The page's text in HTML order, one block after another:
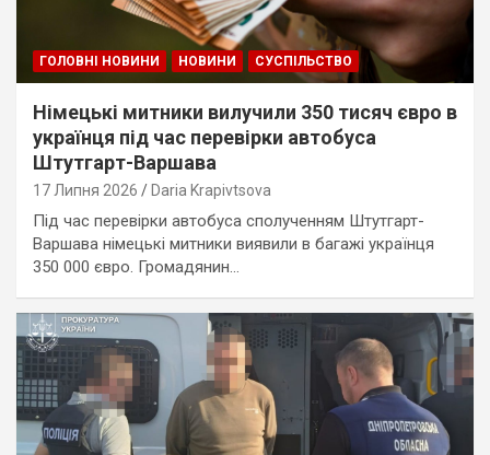
ГОЛОВНІ НОВИНИ НОВИНИ СУСПІЛЬСТВО
Німецькі митники вилучили 350 тисяч євро в
українця під час перевірки автобуса
Штутгарт-Варшава
17 Липня 2026 Daria Krapivtsova
Під час перевірки автобуса сполученням Штутгарт-
Варшава німецькі митники виявили в багажі українця
350 000 євро. Громадянин…